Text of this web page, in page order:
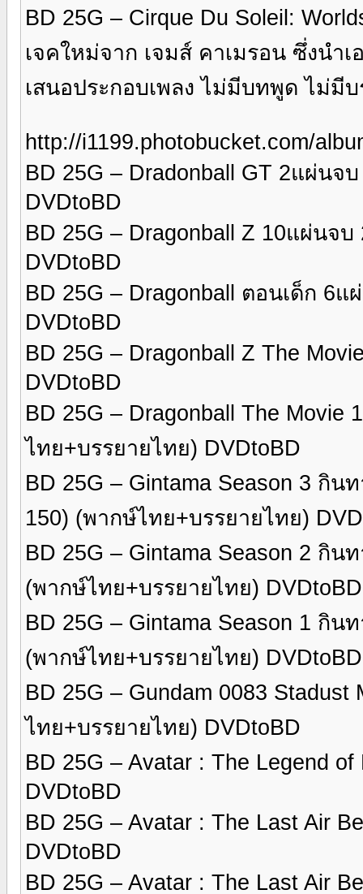
BD 25G – Cirque Du Soleil:
เจคใหม่จาก เจมส์ คาเมรอน ซึ่งนำ
เสนอประกอบเพลง ไม่มีบทพูด ไม่มีบ
http://i1199.photobucket.com/
BD 25G – Dradonball GT 2แผ่น
DVDtoBD
BD 25G – Dragonball Z 10แผ่นจ
DVDtoBD
BD 25G – Dragonball ตอนเด็ก 6
DVDtoBD
BD 25G – Dragonball Z The
DVDtoBD
BD 25G – Dragonball The
ไทย+บรรยายไทย) DVDtoBD
BD 25G – Gintama Season 3 กิ
150) (พากษ์ไทย+บรรยายไทย)
BD 25G – Gintama Season 2 กิ
(พากษ์ไทย+บรรยายไทย) DVDtoBD
BD 25G – Gintama Season 1 กิ
(พากษ์ไทย+บรรยายไทย) DVDtoBD
BD 25G – Gundam 0083
ไทย+บรรยายไทย) DVDtoBD
BD 25G – Avatar : The Legend
DVDtoBD
BD 25G – Avatar : The Last Air
DVDtoBD
BD 25G – Avatar : The Last Air